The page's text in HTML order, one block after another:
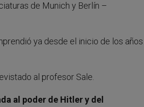
de Munich y Berlín –
ya desde el inicio de los años
al profesor Sale.
al poder de Hitler y del